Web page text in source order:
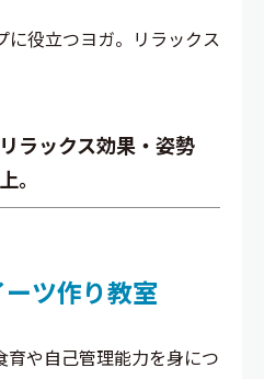
に役立つヨガ。リラックス
リラックス効果・姿勢
。
ツ作り教室
育や自己管理能力を身につ